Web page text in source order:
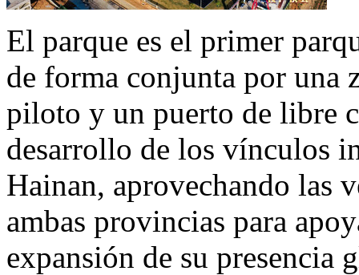
El parque es el primer
de forma conjunta por una
piloto y un puerto de libre
desarrollo de los vínculos
Hainan, aprovechando las
ambas provincias para
expansión de su presencia